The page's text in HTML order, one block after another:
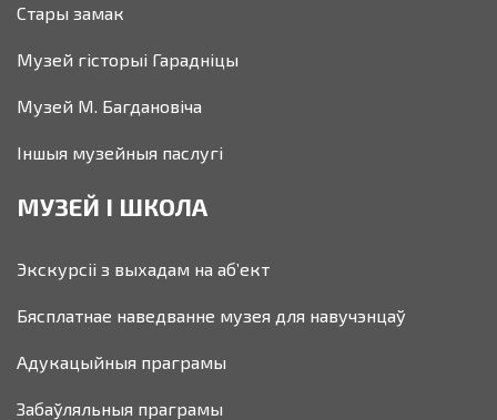
Стары замак
Музей гісторыі Гарадніцы
Музей М. Багдановіча
Іншыя музейныя паслугі
МУЗЕЙ І ШКОЛА
Экскурсіі з выхадам на аб’ект
Бясплатнае наведванне музея для навучэнцаў
Адукацыйныя праграмы
Забаўляльныя праграмы